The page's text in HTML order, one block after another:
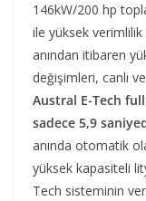
146kW/200 hp
ile yüksek
anından itibaren
değişimleri, canlı
Austral E-Tech
sadece 5,9
anında otomatik
yüksek kapasiteli
Tech sisteminin